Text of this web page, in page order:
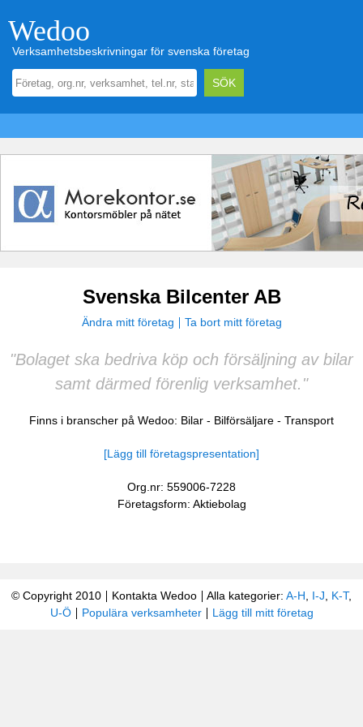
Wedoo
Verksamhetsbeskrivningar för svenska företag
Svenska Bilcenter AB
Ändra mitt företag Ta bort mitt företag
"Bolaget ska bedriva köp och försäljning av bilar
samt därmed förenlig verksamhet."
Finns i branscher på Wedoo: Bilar - Bilförsäljare - Transport
[Lägg till företagspresentation]
Org.nr: 559006-7228
Företagsform: Aktiebolag
© Copyright 2010 Kontakta Wedoo Alla kategorier: A-H I-J K-T,
U-Ö
Populära verksamheter Lägg till mitt företag